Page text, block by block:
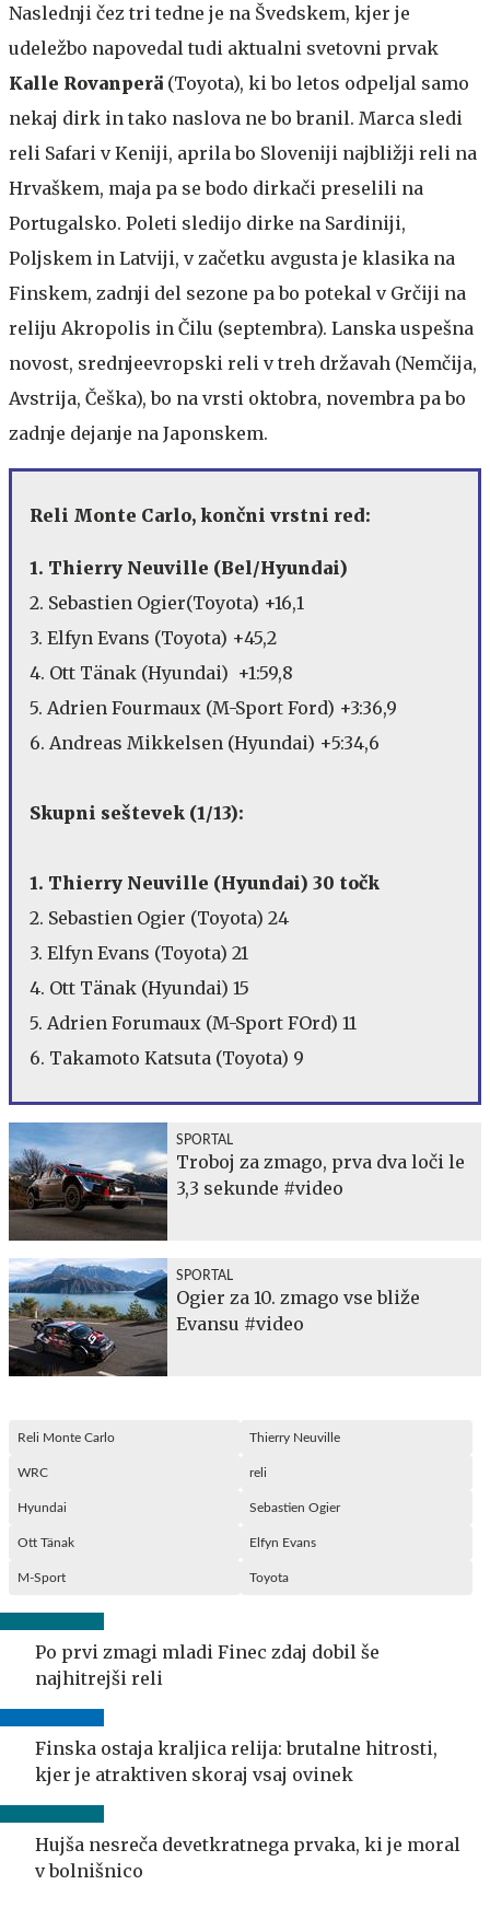
Naslednji čez tri tedne je na Švedskem, kjer je
udeležbo napovedal tudi aktualni svetovni prvak
Kalle Rovanperä (Toyota), ki bo letos odpeljal samo
nekaj dirk in tako naslova ne bo branil. Marca sledi
reli Safari v Keniji, aprila bo Sloveniji najbližji reli na
Hrvaškem, maja pa se bodo dirkači preselili na
Portugalsko. Poleti sledijo dirke na Sardiniji,
Poljskem in Latviji, v začetku avgusta je klasika na
Finskem, zadnji del sezone pa bo potekal v Grčiji na
reliju Akropolis in Čilu (septembra). Lanska uspešna
novost, srednjeevropski reli v treh državah (Nemčija,
Avstrija, Češka), bo na vrsti oktobra, novembra pa bo
zadnje dejanje na Japonskem.
Reli Monte Carlo, končni vrstni red:
1. Thierry Neuville (Bel/Hyundai)
2. Sebastien Ogier(Toyota) +16,1
3. Elfyn Evans (Toyota) +45,2
4. Ott Tänak (Hyundai) +1:59,8
5. Adrien Fourmaux (M-Sport Ford) +3:36,9
6. Andreas Mikkelsen (Hyundai) +5:34,6
Skupni seštevek (1/13):
1. Thierry Neuville (Hyundai) 30 točk
2. Sebastien Ogier (Toyota) 24
3. Elfyn Evans (Toyota) 21
4. Ott Tänak (Hyundai) 15
5. Adrien Forumaux (M-Sport FOrd) 11
6. Takamoto Katsuta (Toyota) 9
SPORTAL
Troboj za zmago, prva dva loči le
3,3 sekunde #video
SPORTAL
Ogier za 10. zmago vse bliže
Evansu #video
Reli Monte Carlo Thierry Neuville
WRC reli
Hyundai Sebastien Ogier
Ott Tänak Elfyn Evans
M-Sport Toyota
Po prvi zmagi mladi Finec zdaj dobil še
najhitrejši reli
Finska ostaja kraljica relija: brutalne hitrosti,
kjer je atraktiven skoraj vsaj ovinek
Hujša nesreča devetkratnega prvaka, ki je moral
v bolnišnico